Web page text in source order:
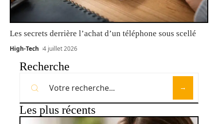
Les secrets derrière l’achat d’un téléphone sous scellé
High-Tech 4 juillet 2026
Recherche
Les plus récents